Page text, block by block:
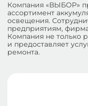
Компания «ВЫБОР»
ассортимент
освещения.
предприятиям,
Компания не только
и предоставляет
ремонта.